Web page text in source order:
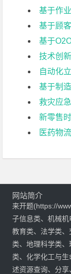
基于作业成本
基于顾客
基于O2O
技术创
自动化
基于制造
救灾应
新零售
医药物流
网站简介
来开题(https://
子信息类、机械
教育类、法学类
类、地理科学类
类、化学化工与
述资源查询、分享